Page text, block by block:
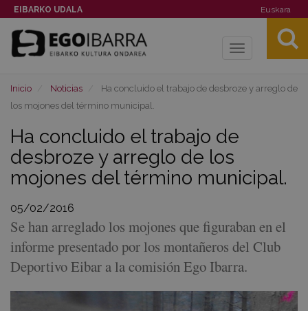
EIBARKO UDALA Euskara
Toggle
Inicio Noticias
Ha concluido el trabajo de desbroze y arreglo de
los mojones del término municipal.
Ha concluido el trabajo de
desbroze y arreglo de los
mojones del término municipal.
05/02/2016
Se han arreglado los mojones que figuraban en el
informe presentado por los montañeros del Club
Deportivo Eibar a la comisión Ego Ibarra.